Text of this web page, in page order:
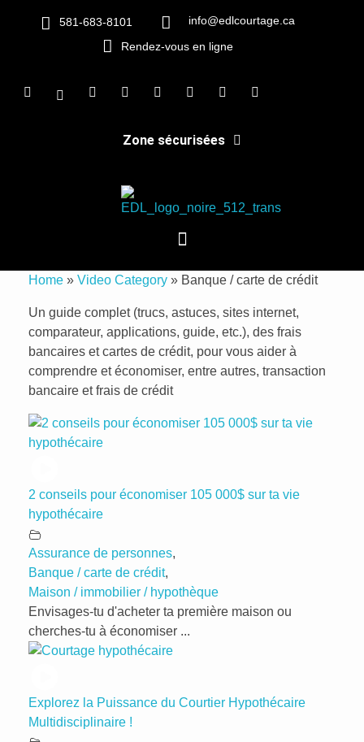
581-683-8101 info@edlcourtage.ca
Rendez-vous en ligne
Zone sécurisées
Home » Video Category » Banque / carte de crédit
Un guide complet (trucs, astuces, sites internet,
comparateur, applications, guide, etc.), des frais
bancaires et cartes de crédit, pour vous aider à
comprendre et économiser, entre autres, transaction
bancaire et frais de crédit
2 conseils pour économiser 105 000$ sur ta vie
hypothécaire
Assurance de personnes,
Banque / carte de crédit,
Maison / immobilier / hypothèque
Envisages-tu d'acheter ta première maison ou
cherches-tu à économiser ...
Explorez la Puissance du Courtier Hypothécaire
Multidisciplinaire !